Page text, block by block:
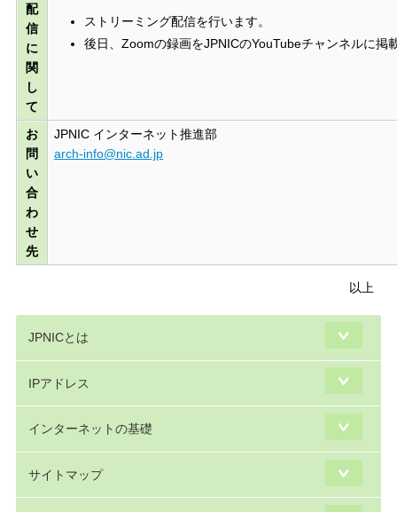
配
信
に
関
し
て
ストリーミング配信を行います。
後日、Zoomの録画をJPNICのYouTubeチャンネルに掲
お
問
い
合
わ
せ
先
JPNIC インターネット推進部
arch-info@nic.ad.jp
以上
JPNICとは
IPアドレス
インターネットの基礎
サイトマップ